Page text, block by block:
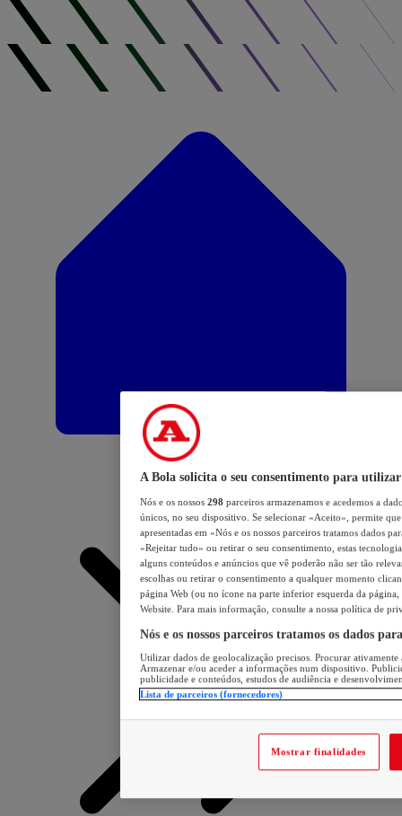
A Bola solicita o seu consentimento para utilizar
Nós e os nossos 298 parceiros armazenamos e acedemos a
únicos, no seu dispositivo. Se selecionar «Aceito», permite
apresentadas em «Nós e os nossos parceiros tratamos dados
«Rejeitar tudo» ou retirar o seu consentimento, estas
alguns conteúdos e anúncios que vê poderão não ser tão
escolhas ou retirar o consentimento a qualquer momento
página Web (ou no ícone na parte inferior esquerda da página,
Website. Para mais informação, consulte a nossa política de
Nós e os nossos parceiros tratamos os dados
Utilizar dados de geolocalização precisos. Procurar
Armazenar e/ou aceder a informações num dispositivo.
publicidade e conteúdos, estudos de audiência e
Lista de parceiros (fornecedores)
Mostrar finalidades